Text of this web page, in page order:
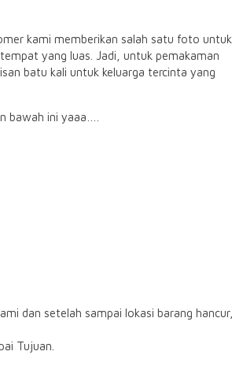
kami memberikan salah satu foto untuk
yang luas. Jadi, untuk pemakaman
batu kali untuk keluarga tercinta yang
bawah ini yaaa….
dan setelah sampai lokasi barang hancur,
Tujuan.